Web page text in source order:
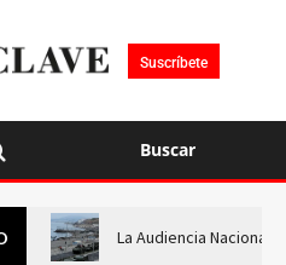
Suscríbete
Buscar
La Audiencia Nacional